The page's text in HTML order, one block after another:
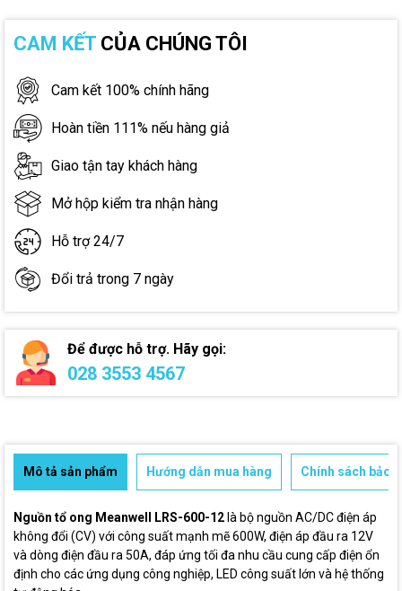
CAM KẾT CỦA CHÚNG TÔI
Cam kết 100% chính hãng
Hoàn tiền 111% nếu hàng giả
Giao tận tay khách hàng
Mở hộp kiểm tra nhận hàng
Hỗ trợ 24/7
Đổi trả trong 7 ngày
Để được hỗ trợ. Hãy gọi:
028 3553 4567
Mô tả sản phẩm Hướng dẫn mua hàng Chính sách bảo
Nguồn tổ ong Meanwell LRS-600-12 là bộ nguồn AC/DC điện áp
không đổi (CV) với công suất mạnh mẽ 600W, điện áp đầu ra 12V
và dòng điện đầu ra 50A, đáp ứng tối đa nhu cầu cung cấp điện ổn
định cho các ứng dụng công nghiệp, LED công suất lớn và hệ thống